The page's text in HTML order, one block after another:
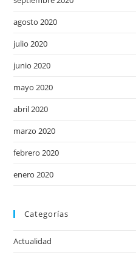
agosto 2020
julio 2020
junio 2020
mayo 2020
abril 2020
marzo 2020
febrero 2020
enero 2020
Categorías
Actualidad